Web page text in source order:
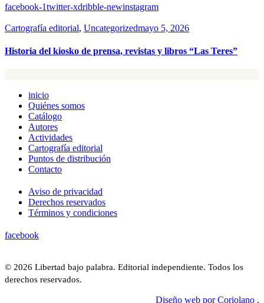
facebook-1twitter-xdribble-newinstagram
Cartografía editorial, Uncategorizedmayo 5, 2026
Historia del kiosko de prensa, revistas y libros “Las Teres”
inicio
Quiénes somos
Catálogo
Autores
Actividades
Cartografía editorial
Puntos de distribución
Contacto
Aviso de privacidad
Derechos reservados
Términos y condiciones
facebook
© 2026 Libertad bajo palabra. Editorial independiente. Todos los
derechos reservados.
Diseño web por Coriolano .